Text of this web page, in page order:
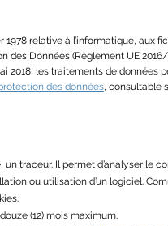
1978 relative à l’informatique, aux
des Données (Règlement UE
2018, les traitements de données
des données, consultable
traceur. Il permet d’analyser le
ou utilisation d’un logiciel.
(12) mois maximum.